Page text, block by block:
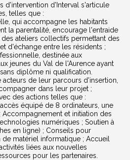
d'intervention d'Interval s'articule
telles que :
qui accompagne les habitants
la parentalité, encourage l'entraide
ateliers collectifs permettant des
d'échange entre les résidents ;
destinée aux
jeunes du Val de l'Aurence ayant
diplôme ni qualification.
acteurs de leur parcours d'insertion,
dans leur projet ;
des actions telles que :
équipé de 8 ordinateurs, une
Accompagnement et initiation des
numériques ; Soutien à
en ligne) ; Conseils pour
matériel informatique ; Accueil
liées aux nouvelles
pour les partenaires.